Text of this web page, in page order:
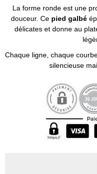
La forme ronde est une
douceur. Ce pied galbé
délicates et donne au
Chaque ligne, chaque
silencieuse